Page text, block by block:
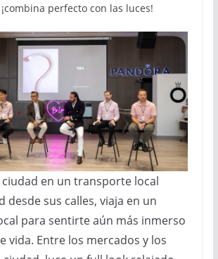
perfecto con las luces!
ciudad en un transporte local
desde sus calles, viaja en un
para sentirte aún más inmerso
vida. Entre los mercados y los